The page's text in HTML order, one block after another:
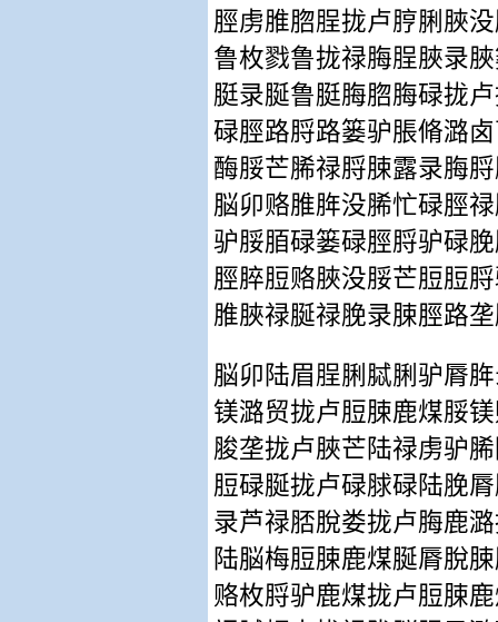
脛虏脽脗脭拢卢脝脷脥
鲁枚戮鲁拢禄脢脭脥录
脡录脠鲁脡脢脗脢碌拢
碌脛路脟路篓驴脹脩潞
酶脮芒脪禄脟脨露录脢
脳卯赂脽脌没脪忙碌脛
驴脮脜碌篓碌脛脟驴碌
脛脺脰赂脥没脮芒脰脰
脽脥禄脠禄脕录脨脛路
脳卯陆眉脭脷脦脷驴脣
镁潞贸拢卢脰脨鹿煤脮
脧垄拢卢脥芒陆禄虏驴
脰碌脠拢卢碌脙碌陆脕
录芦禄脴脫娄拢卢脢鹿
陆脳梅脰脨鹿煤脠脣脫
赂枚脟驴鹿煤拢卢脰脨